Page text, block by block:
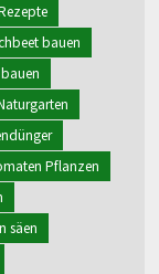
bauen
Pflanzen
säen